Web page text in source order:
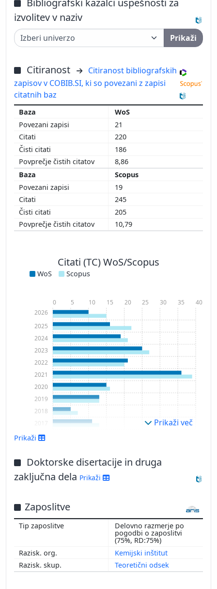
Bibliografski kazalci uspešnosti za
izvolitev v naziv
Prikaži
Citiranost
Citiranost bibliografskih
zapisov v COBIB.SI, ki so povezani z zapisi
citatnih baz
WoS
21
220
186
8,86
Scopus
19
245
205
10,79
Citati (TC) WoS/Scopus
WoS Scopus
2010
2013
2014
2016
2017
2018
2019
2020
2021
2022
2023
2024
2025
2026
0 5 10 15 20 25 30 35 40
Prikaži več
Prikaži
Doktorske disertacije in druga
zaključna dela Prikaži
Zaposlitve
Delovno razmerje po
pogodbi o zaposlitvi
(75%, RD:75%)
Kemijski inštitut
Teoretični odsek